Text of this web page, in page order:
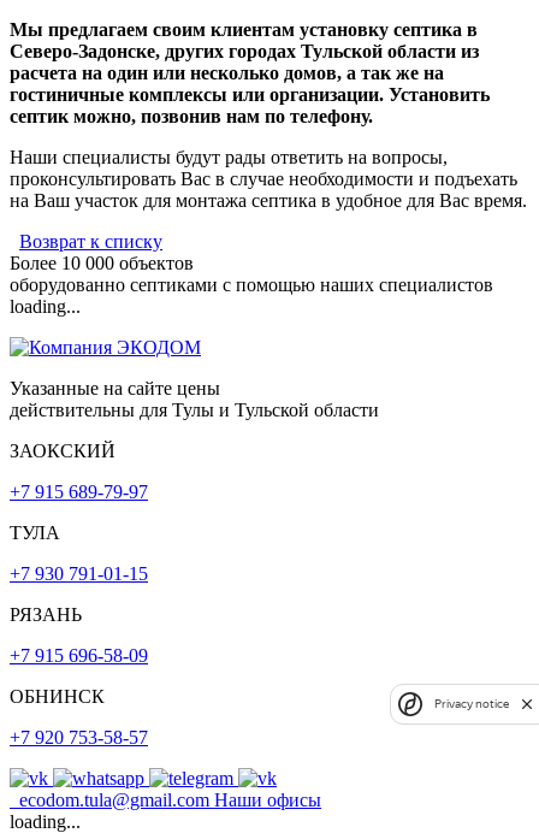
Мы предлагаем своим клиентам установку септика в
Северо-Задонске, других городах Тульской области из
расчета на один или несколько домов, а так же на
гостиничные комплексы или организации. Установить
септик можно, позвонив нам по телефону.
Наши специалисты будут рады ответить на вопросы,
проконсультировать Вас в случае необходимости и подъехать
на Ваш участок для монтажа септика в удобное для Вас время.
Возврат к списку
Более 10 000 объектов
оборудованно септиками с помощью наших специалистов
loading...
Указанные на сайте цены
действительны для Тулы и Тульской области
ЗАОКСКИЙ
+7 915 689-79-97
ТУЛА
+7 930 791-01-15
РЯЗАНЬ
+7 915 696-58-09
ОБНИНСК
+7 920 753-58-57
ecodom.tula@gmail.com Наши офисы
loading...
Privacy notice